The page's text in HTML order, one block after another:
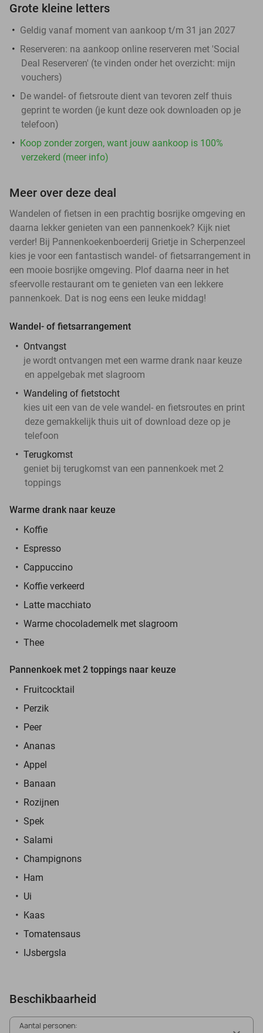
Grote kleine letters
Geldig vanaf moment van aankoop t/m 31 jan 2027
Reserveren: na aankoop online reserveren met 'Social
Deal Reserveren' (te vinden onder het overzicht: mijn
vouchers)
De wandel- of fietsroute dient van tevoren zelf thuis
geprint te worden (je kunt deze ook downloaden op je
telefoon)
Koop zonder zorgen, want jouw aankoop is 100%
verzekerd (meer info)
Meer over deze deal
Wandelen of fietsen in een prachtig bosrijke omgeving en
daarna lekker genieten van een pannenkoek? Kijk niet
verder! Bij Pannenkoekenboerderij Grietje in Scherpenzeel
kies je voor een fantastisch wandel- of fietsarrangement in
een mooie bosrijke omgeving. Plof daarna neer in het
sfeervolle restaurant om te genieten van een lekkere
pannenkoek. Dat is nog eens een leuke middag!
Wandel- of fietsarrangement
Ontvangst
je wordt ontvangen met een warme drank naar keuze
en appelgebak met slagroom
Wandeling of fietstocht
kies uit een van de vele wandel- en fietsroutes en print
deze gemakkelijk thuis uit of download deze op je
telefoon
Terugkomst
geniet bij terugkomst van een pannenkoek met 2
toppings
Warme drank naar keuze
Koffie
Espresso
Cappuccino
Koffie verkeerd
Latte macchiato
Warme chocolademelk met slagroom
Thee
Pannenkoek met 2 toppings naar keuze
Fruitcocktail
Perzik
Peer
Ananas
Appel
Banaan
Rozijnen
Spek
Salami
Champignons
Ham
Ui
Kaas
Tomatensaus
IJsbergsla
Beschikbaarheid
Aantal personen: